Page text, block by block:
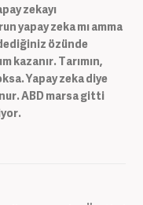
zekayı
yapay zeka mı amma
özünde
kazanır. Tarımın,
Yapay zeka diye
ABD marsa gitti